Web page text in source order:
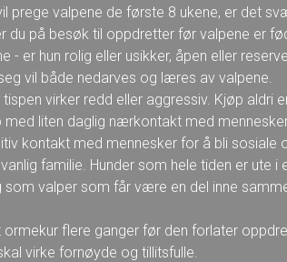
prege valpene de første 8 ukene, er det
du på besøk til oppdretter før valpene er
- er hun rolig eller usikker, åpen eller
vil både nedarves og læres av valpene.
virker redd eller aggressiv. Kjøp aldri
liten daglig nærkontakt med
kontakt med mennesker for å bli sosiale
familie. Hunder som hele tiden er ute i
som valper som får være en del inne
ormekur flere ganger før den forlater
virke fornøyde og tillitsfulle.